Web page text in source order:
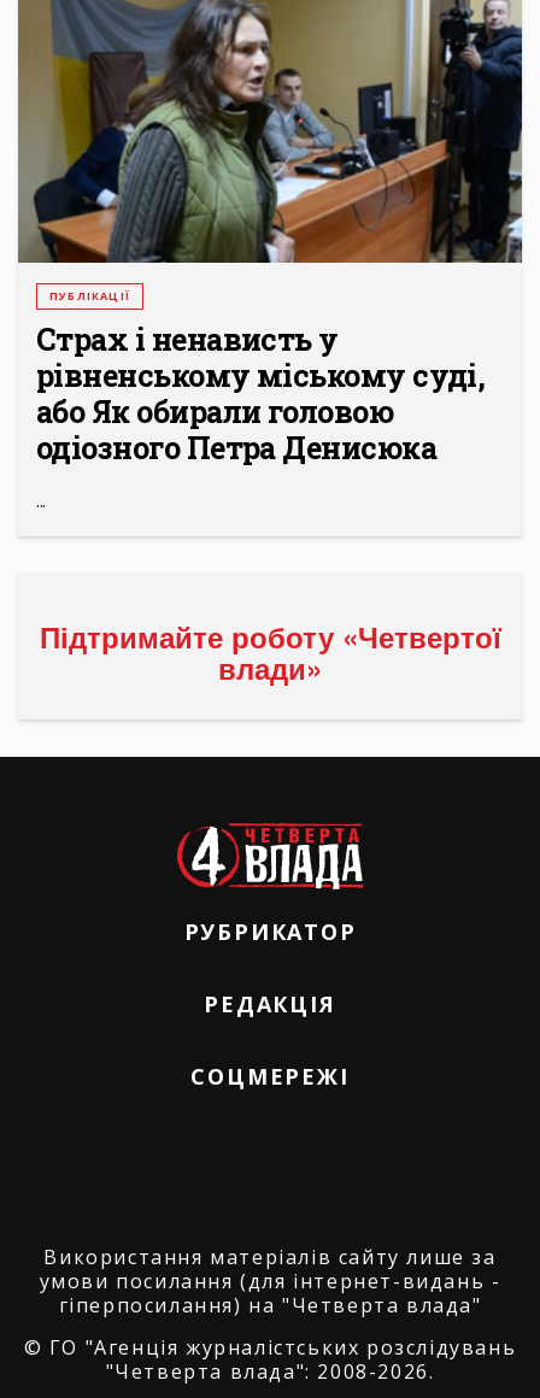
ПУБЛІКАЦІЇ
Страх і ненависть у
рівненському міському суді,
або Як обирали головою
одіозного Петра Денисюка
...
Підтримайте роботу «Четвертої
влади»
РУБРИКАТОР
РЕДАКЦІЯ
СОЦМЕРЕЖІ
Використання матеріалів сайту лише за
умови посилання (для інтернет-видань -
гіперпосилання) на "Четверта влада"
© ГО "Агенція журналістських розслідувань
"Четверта влада": 2008-2026.